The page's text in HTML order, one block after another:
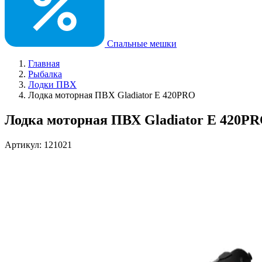
Спальные мешки
Главная
Рыбалка
Лодки ПВХ
Лодка моторная ПВХ Gladiator E 420PRO
Лодка моторная ПВХ Gladiator E
Артикул: 121021